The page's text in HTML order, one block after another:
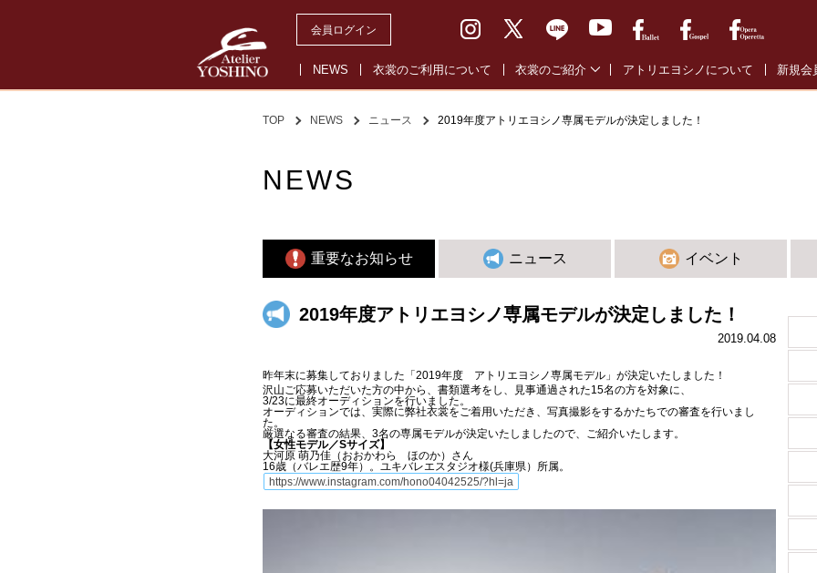
会員ログイン
NEWS 衣裳のご利用について 衣裳のご紹介 アトリエヨシノについて 新規会
TOP NEWS ニュース 2019年度アトリエヨシノ専属モデルが決定しました！
NEWS
重要なお知らせ ニュース イベント
2019年度アトリエヨシノ専属モデルが決定しました！
2019.04.08
昨年末に募集しておりました「2019年度 アトリエヨシノ専属モデル」が決定いたしました！
沢山ご応募いただいた方の中から、書類選考をし、見事通過された15名の方を対象に、
3/23に最終オーディションを行いました。
オーディションでは、実際に弊社衣裳をご着用いただき、写真撮影をするかたちでの審査を行いまし
た。
厳選なる審査の結果、3名の専属モデルが決定いたしましたので、ご紹介いたします。
【女性モデル／Sサイズ】
大河原 萌乃佳（おおかわら ほのか）さん
16歳（バレエ歴9年）。ユキバレエスタジオ様(兵庫県）所属。
https://www.instagram.com/hono04042525/?hl=ja